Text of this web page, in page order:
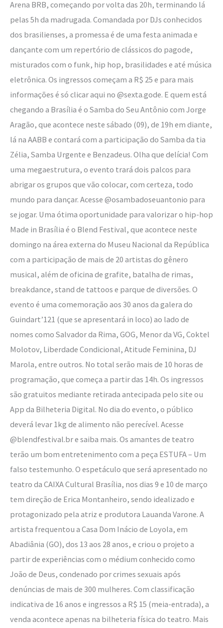
Arena BRB, começando por volta das 20h, terminando lá
pelas 5h da madrugada. Comandada por DJs conhecidos
dos brasilienses, a promessa é de uma festa animada e
dançante com um repertório de clássicos do pagode,
misturados com o funk, hip hop, brasilidades e até música
eletrônica. Os ingressos começam a R$ 25 e para mais
informações é só clicar aqui no @sexta.gode. E quem está
chegando a Brasília é o Samba do Seu Antônio com Jorge
Aragão, que acontece neste sábado (09), de 19h em diante,
lá na AABB e contará com a participação do Samba da tia
Zélia, Samba Urgente e Benzadeus. Olha que delícia! Com
uma megaestrutura, o evento trará dois palcos para
abrigar os grupos que vão colocar, com certeza, todo
mundo para dançar. Acesse @osambadoseuantonio para
se jogar. Uma ótima oportunidade para valorizar o hip-hop
Made in Brasília é o Blend Festival, que acontece neste
domingo na área externa do Museu Nacional da República
com a participação de mais de 20 artistas do gênero
musical, além de oficina de grafite, batalha de rimas,
breakdance, stand de tattoos e parque de diversões. O
evento é uma comemoração aos 30 anos da galera do
Guindart’121 (que se apresentará in loco) ao lado de
nomes como Salvador da Rima, GOG, Menor da VG, Coktel
Molotov, Liberdade Condicional, Atitude Feminina, DJ
Marola, entre outros. No total serão mais de 10 horas de
programação, que começa a partir das 14h. Os ingressos
são gratuitos mediante retirada antecipada pelo site ou
App da Bilheteria Digital. No dia do evento, o público
deverá levar 1kg de alimento não perecível. Acesse
@blendfestival.br e saiba mais. Os amantes de teatro
terão um bom entretenimento com a peça ESTUFA – Um
falso testemunho. O espetáculo que será apresentado no
teatro da CAIXA Cultural Brasília, nos dias 9 e 10 de março
tem direção de Erica Montanheiro, sendo idealizado e
protagonizado pela atriz e produtora Lauanda Varone. A
artista frequentou a Casa Dom Inácio de Loyola, em
Abadiânia (GO), dos 13 aos 28 anos, e criou o projeto a
partir de experiências com o médium conhecido como
João de Deus, condenado por crimes sexuais após
denúncias de mais de 300 mulheres. Com classificação
indicativa de 16 anos e ingressos a R$ 15 (meia-entrada), a
venda acontece apenas na bilheteria física do teatro. Mais